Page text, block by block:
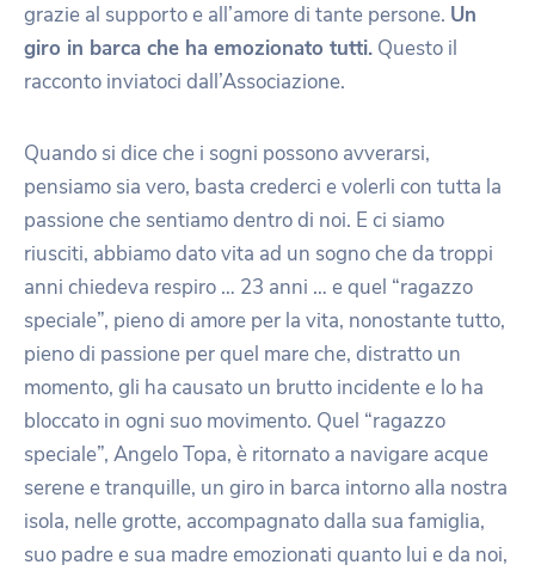
grazie al supporto e all’amore di tante persone. Un
giro in barca che ha emozionato tutti. Questo il
racconto inviatoci dall’Associazione.
Quando si dice che i sogni possono avverarsi,
pensiamo sia vero, basta crederci e volerli con tutta la
passione che sentiamo dentro di noi. E ci siamo
riusciti, abbiamo dato vita ad un sogno che da troppi
anni chiedeva respiro … 23 anni … e quel “ragazzo
speciale”, pieno di amore per la vita, nonostante tutto,
pieno di passione per quel mare che, distratto un
momento, gli ha causato un brutto incidente e lo ha
bloccato in ogni suo movimento. Quel “ragazzo
speciale”, Angelo Topa, è ritornato a navigare acque
serene e tranquille, un giro in barca intorno alla nostra
isola, nelle grotte, accompagnato dalla sua famiglia,
suo padre e sua madre emozionati quanto lui e da noi,